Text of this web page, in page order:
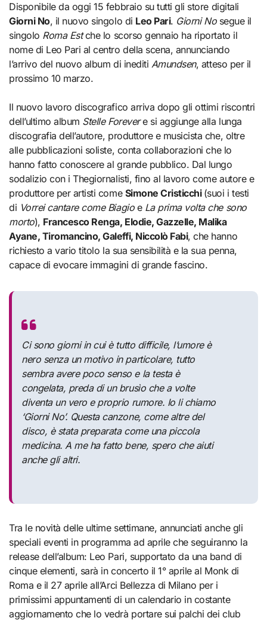
Disponibile da oggi 15 febbraio su tutti gli store digitali
Giorni No, il nuovo singolo di Leo Pari. Giorni Nosegue il
singolo Roma Estche lo scorso gennaio ha riportato il
nome di Leo Pari al centro della scena, annunciando
l’arrivo del nuovo album di inediti Amundsen, atteso per il
prossimo 10 marzo.
Il nuovo lavoro discografico arriva dopo gli ottimi riscontri
dell’ultimo album Stelle Forevere si aggiunge alla lunga
discografia dell’autore, produttore e musicista che, oltre
alle pubblicazioni soliste, conta collaborazioni che lo
hanno fatto conoscere al grande pubblico. Dal lungo
sodalizio con i Thegiornalisti, fino al lavoro come autore e
produttore per artisti come Simone Cristicchi (suoi i testi
di Vorrei cantare come Biagioe La prima volta che sono
morto), Francesco Renga, Elodie, Gazzelle, Malika
Ayane, Tiromancino, Galeffi, Niccolò Fabi, che hanno
richiesto a vario titolo la sua sensibilità e la sua penna,
capace di evocare immagini di grande fascino.
Ci sono giorni in cui è tutto difficile, l’umore è
nero senza un motivo in particolare, tutto
sembra avere poco senso e la testa è
congelata, preda di un brusìo che a volte
diventa un vero e proprio rumore. Io li chiamo
‘Giorni No’. Questa canzone, come altre del
disco, è stata preparata come una piccola
medicina. A me ha fatto bene, spero che aiuti
anche gli altri.
Tra le novità delle ultime settimane, annunciati anche gli
speciali eventi in programma ad aprile che seguiranno la
release dell’album: Leo Pari, supportato da una band di
cinque elementi, sarà in concerto il 1° aprile al Monk di
Roma e il 27 aprile all’Arci Bellezza di Milano per i
primissimi appuntamenti di un calendario in costante
aggiornamento che lo vedrà portare sui palchi dei club